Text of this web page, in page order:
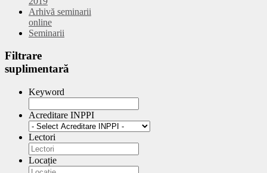
Arhivă seminarii
online
Seminarii
Filtrare
suplimentară
Keyword
Acreditare INPPI
Lectori
Locație